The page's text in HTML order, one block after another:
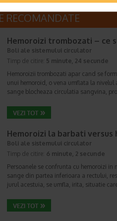
RECOMANDATE
Hemoroizi trombozati – ce
Boli ale sistemului circulator
Timp de citire: 5 minute, 24 secunde
Hemoroizii trombozati apar cand se
unui hemoroid, o vena umflata la
sange blocheaza circulatia sangvina,
Hemoroizi la barbati versus
Boli ale sistemului circulator
Timp de citire: 6 minute, 2 secunde
Persoanele se confrunta cu hemoroizi in
sange din partea inferioara a rectului,
jurul acestuia, se umfla, irita, situatie